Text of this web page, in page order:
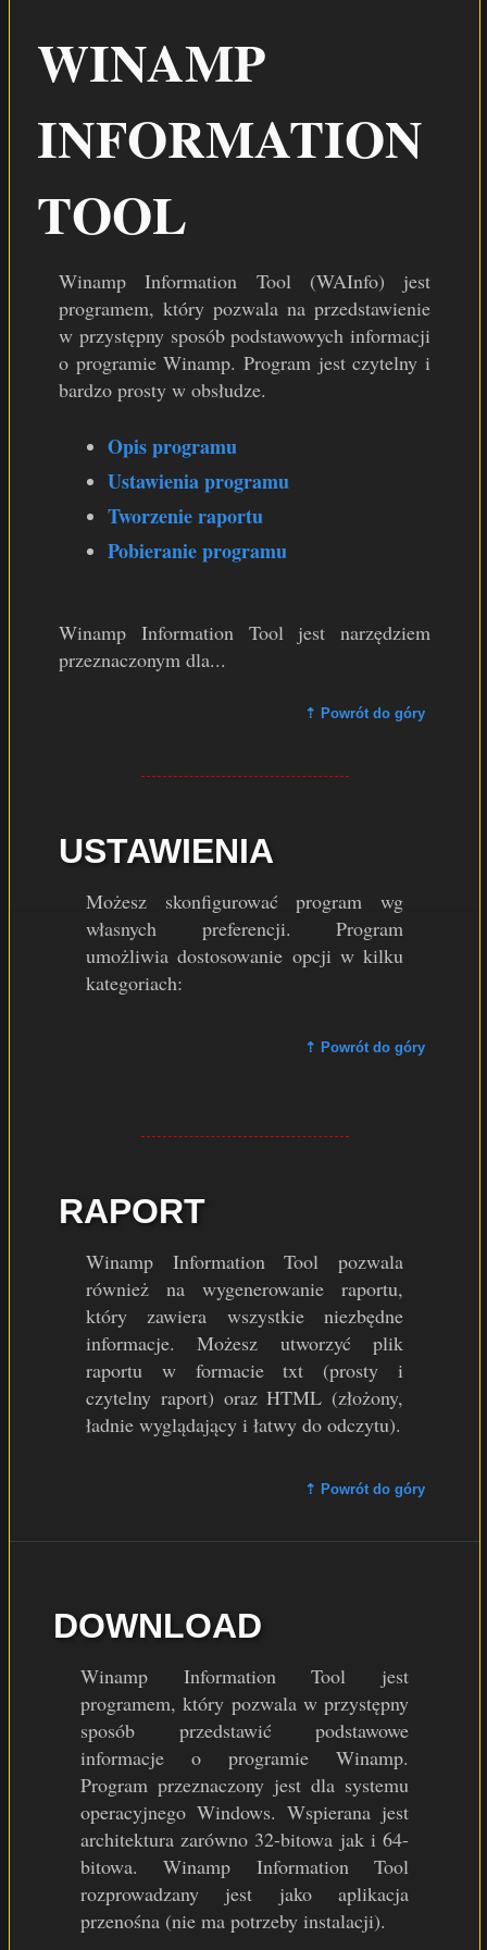
NSIS PL
WSPARCIE
WINAMP
INFORMATION
TOOL
Winamp Information Tool (WAInfo) jest
programem, który pozwala na przedstawienie
w przystępny sposób podstawowych informacji
o programie Winamp. Program jest czytelny i
bardzo prosty w obsłudze.
Opis programu
Ustawienia programu
Tworzenie raportu
Pobieranie programu
Winamp Information Tool jest narzędziem
przeznaczonym dla...
⇡ Powrót do góry
USTAWIENIA
Możesz skonfigurować program wg
własnych preferencji. Program
umożliwia dostosowanie opcji w kilku
kategoriach:
⇡ Powrót do góry
RAPORT
Winamp Information Tool pozwala
również na wygenerowanie raportu,
który zawiera wszystkie niezbędne
informacje. Możesz utworzyć plik
raportu w formacie txt (prosty i
czytelny raport) oraz HTML (złożony,
ładnie wyglądający i łatwy do odczytu).
⇡ Powrót do góry
DOWNLOAD
Winamp Information Tool jest
programem, który pozwala w przystępny
sposób przedstawić podstawowe
informacje o programie Winamp.
Program przeznaczony jest dla systemu
operacyjnego Windows. Wspierana jest
architektura zarówno 32-bitowa jak i 64-
bitowa. Winamp Information Tool
rozprowadzany jest jako aplikacja
przenośna (nie ma potrzeby instalacji).